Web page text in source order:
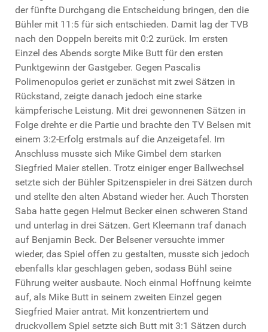
der fünfte Durchgang die Entscheidung bringen, den die
Bühler mit 11:5 für sich entschieden. Damit lag der TVB
nach den Doppeln bereits mit 0:2 zurück. Im ersten
Einzel des Abends sorgte Mike Butt für den ersten
Punktgewinn der Gastgeber. Gegen Pascalis
Polimenopulos geriet er zunächst mit zwei Sätzen in
Rückstand, zeigte danach jedoch eine starke
kämpferische Leistung. Mit drei gewonnenen Sätzen in
Folge drehte er die Partie und brachte den TV Belsen mit
einem 3:2-Erfolg erstmals auf die Anzeigetafel. Im
Anschluss musste sich Mike Gimbel dem starken
Siegfried Maier stellen. Trotz einiger enger Ballwechsel
setzte sich der Bühler Spitzenspieler in drei Sätzen durch
und stellte den alten Abstand wieder her. Auch Thorsten
Saba hatte gegen Helmut Becker einen schweren Stand
und unterlag in drei Sätzen. Gert Kleemann traf danach
auf Benjamin Beck. Der Belsener versuchte immer
wieder, das Spiel offen zu gestalten, musste sich jedoch
ebenfalls klar geschlagen geben, sodass Bühl seine
Führung weiter ausbaute. Noch einmal Hoffnung keimte
auf, als Mike Butt in seinem zweiten Einzel gegen
Siegfried Maier antrat. Mit konzentriertem und
druckvollem Spiel setzte sich Butt mit 3:1 Sätzen durch